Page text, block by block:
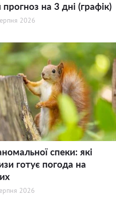
на 3 дні (графік)
2026
спеки: які
готує погода на
2026